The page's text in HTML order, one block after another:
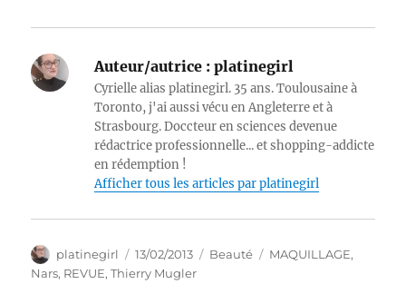
Auteur/autrice : platinegirl
Cyrielle alias platinegirl. 35 ans. Toulousaine à
Toronto, j'ai aussi vécu en Angleterre et à
Strasbourg. Doccteur en sciences devenue
rédactrice professionnelle... et shopping-addicte
en rédemption !
Afficher tous les articles par platinegirl
Auteur
platinegirl
Publié
le
13/02/2013 Catégories
Beauté Étiquettes
MAQUILLAGE,
Nars, REVUE,Thierry Mugler